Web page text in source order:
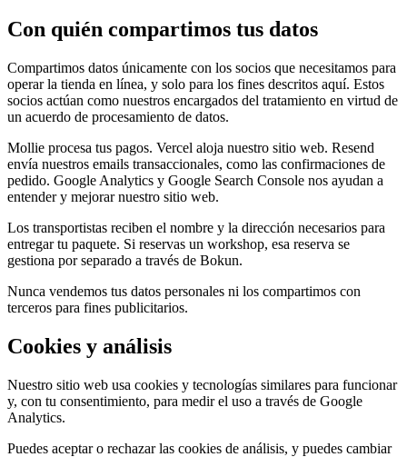
Con quién compartimos tus datos
Compartimos datos únicamente con los socios que necesitamos para
operar la tienda en línea, y solo para los fines descritos aquí. Estos
socios actúan como nuestros encargados del tratamiento en virtud de
un acuerdo de procesamiento de datos.
Mollie procesa tus pagos. Vercel aloja nuestro sitio web. Resend
envía nuestros emails transaccionales, como las confirmaciones de
pedido. Google Analytics y Google Search Console nos ayudan a
entender y mejorar nuestro sitio web.
Los transportistas reciben el nombre y la dirección necesarios para
entregar tu paquete. Si reservas un workshop, esa reserva se
gestiona por separado a través de Bokun.
Nunca vendemos tus datos personales ni los compartimos con
terceros para fines publicitarios.
Cookies y análisis
Nuestro sitio web usa cookies y tecnologías similares para funcionar
y, con tu consentimiento, para medir el uso a través de Google
Analytics.
Puedes aceptar o rechazar las cookies de análisis, y puedes cambiar